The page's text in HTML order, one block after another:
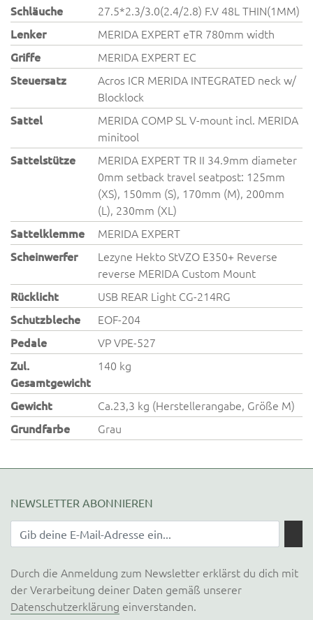
Schläuche
27.5*2.3/3.0(2.4/2.8) F.V 48L THIN(1MM)
Lenker
MERIDA EXPERT eTR 780mm width
Griffe
MERIDA EXPERT EC
Steuersatz
Acros ICR MERIDA INTEGRATED neck w/
Blocklock
Sattel
MERIDA COMP SL V-mount incl. MERIDA
minitool
Sattelstütze
MERIDA EXPERT TR II 34.9mm diameter
0mm setback travel seatpost: 125mm
(XS), 150mm (S), 170mm (M), 200mm
(L), 230mm (XL)
Sattelklemme
MERIDA EXPERT
Scheinwerfer
Lezyne Hekto StVZO E350+ Reverse
reverse MERIDA Custom Mount
Rücklicht
USB REAR Light CG-214RG
Schutzbleche
EOF-204
Pedale
VP VPE-527
Zul.
Gesamtgewicht
140 kg
Gewicht
Ca.23,3 kg (Herstellerangabe, Größe M)
Grundfarbe
Grau
NEWSLETTER ABONNIEREN
Durch die Anmeldung zum Newsletter erklärst du dich mit
der Verarbeitung deiner Daten gemäß unserer
Datenschutzerklärung einverstanden.